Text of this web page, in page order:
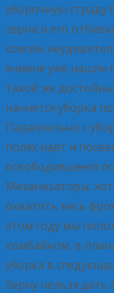
уборочную страду
зерна и его
совсем
ячменя уже нашли
такой же
начнется уборка
Параллельно с
полях идет и
освободившееся
Механизаторы,
охватить весь
этом году мы
комбайном, в
уборка в
Зерну нельзя дать